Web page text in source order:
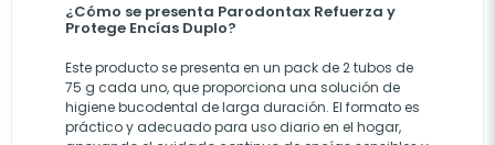
¿Cómo se presenta Parodontax Refuerza y
Protege Encías Duplo?
Este producto se presenta en un pack de 2 tubos de
75 g cada uno, que proporciona una solución de
higiene bucodental de larga duración. El formato es
práctico y adecuado para uso diario en el hogar,